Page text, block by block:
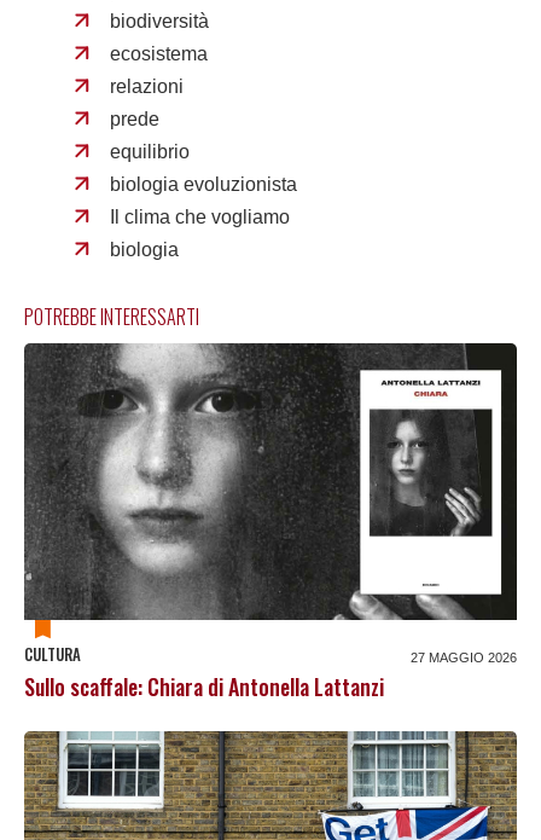
biodiversità
ecosistema
relazioni
prede
equilibrio
biologia evoluzionista
Il clima che vogliamo
biologia
POTREBBE INTERESSARTI
CULTURA 27 MAGGIO 2026
Sullo scaffale: Chiara di Antonella Lattanzi